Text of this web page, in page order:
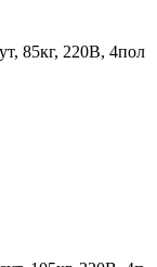
85кг, 220В, 4пол